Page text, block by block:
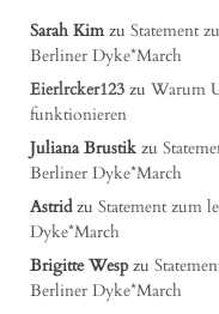
Sarah Kimzu Statement
Berliner Dyke*March
Eierlrcker123 zu Warum
funktionieren
Juliana Brustik zu
Berliner Dyke*March
Astridzu Statement zum
Dyke*March
Brigitte Wespzu
Berliner Dyke*March